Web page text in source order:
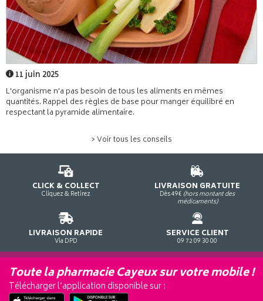
11 juin 2025
L'organisme n'a pas besoin de tous les aliments en mêmes
quantités. Rappel des règles de base pour manger équilibré en
respectant la pyramide alimentaire.
> Voir tous les conseils
CLICK & COLLECT
Cliquez & Retirez
LIVRAISON GRATUITE
Dès 49€ (hors montant des
médicaments)
LIVRAISON RAPIDE
Via DPD
SERVICE CLIENT
09 72 09 30 00
Toute la pharmacie Cayeux sur votre mobile !
Télécharger l’application disponible sur :